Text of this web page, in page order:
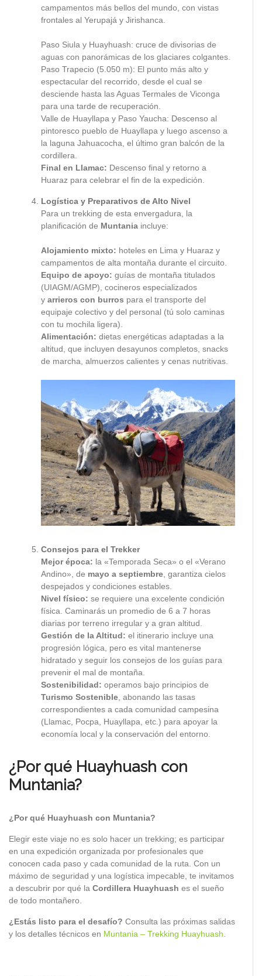
campamentos más bellos del mundo, con vistas
frontales al Yerupajá y Jirishanca.
Paso Siula y Huayhuash: cruce de divisorias de
aguas con panorámicas de los glaciares colgantes.
Paso Trapecio (5.050 m): El punto más alto y
espectacular del recorrido, desde el cual se
desciende hasta las Aguas Termales de Viconga
para una tarde de recuperación.
Valle de Huayllapa y Paso Yaucha: Descenso al
pintoresco pueblo de Huayllapa y luego ascenso a
la laguna Jahuacocha, el último gran balcón de la
cordillera.
Final en Llamac: Descenso final y retorno a
Huaraz para celebrar el fin de la expedición.
Logística y Preparativos de Alto Nivel
Para un trekking de esta envergadura, la
planificación de Muntania incluye:
Alojamiento mixto: hoteles en Lima y Huaraz y
campamentos de alta montaña durante el circuito.
Equipo de apoyo: guías de montaña titulados
(UIAGM/AGMP), cocineros especializados
y arrieros con burros para el transporte del
equipaje colectivo y del personal (tú solo caminas
con tu mochila ligera).
Alimentación: dietas energéticas adaptadas a la
altitud, que incluyen desayunos completos, snacks
de marcha, almuerzos calientes y cenas nutritivas.
Consejos para el Trekker
Mejor época: la «Temporada Seca» o el «Verano
Andino», de mayo a septiembre, garantiza cielos
despejados y condiciones estables.
Nivel físico: se requiere una excelente condición
física. Caminarás un promedio de 6 a 7 horas
diarias por terreno irregular y a gran altitud.
Gestión de la Altitud: el itinerario incluye una
progresión lógica, pero es vital mantenerse
hidratado y seguir los consejos de los guías para
prevenir el mal de montaña.
Sostenibilidad: operamos bajo principios de
Turismo Sostenible, abonando las tasas
correspondientes a cada comunidad campesina
(Llamac, Pocpa, Huayllapa, etc.) para apoyar la
economía local y la conservación del entorno.
¿Por qué Huayhuash con
Muntania?
¿Por qué Huayhuash con Muntania?
Elegir este viaje no es solo hacer un trekking; es participar
en una expedición organizada por profesionales que
conocen cada paso y cada comunidad de la ruta. Con un
máximo de seguridad y una logística impecable, te invitamos
a descubrir por qué la Cordillera Huayhuash es el sueño
de todo montañero.
¿Estás listo para el desafío? Consulta las próximas salidas
y los detalles técnicos en Muntania – Trekking Huayhuash.